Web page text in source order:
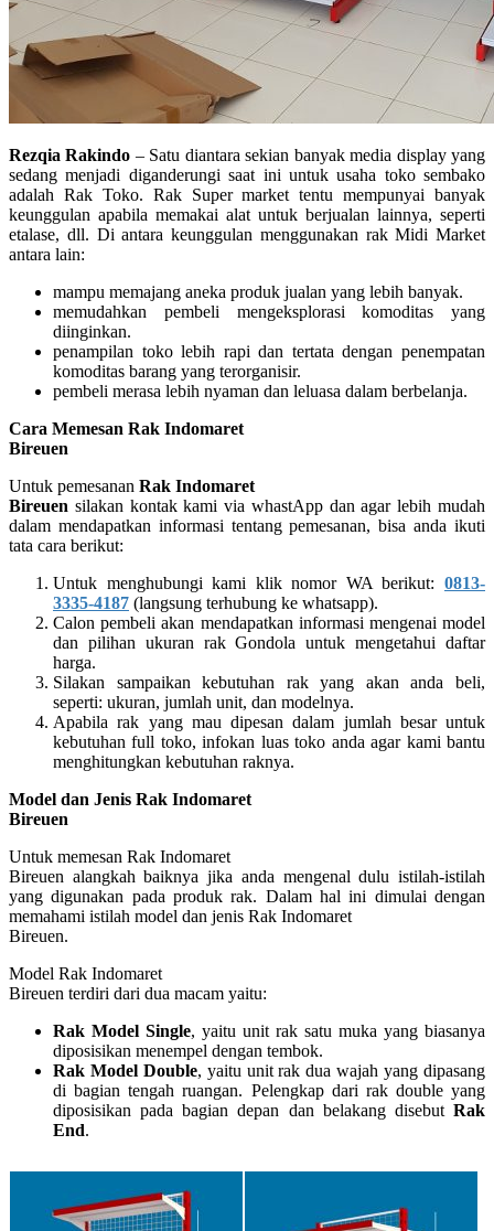
Rezqia Rakindo – Satu diantara sekian banyak media display yang
sedang menjadi diganderungi saat ini untuk usaha toko sembako
adalah Rak Toko. Rak Super market tentu mempunyai banyak
keunggulan apabila memakai alat untuk berjualan lainnya, seperti
etalase, dll. Di antara keunggulan menggunakan rak Midi Market
antara lain:
mampu memajang aneka produk jualan yang lebih banyak.
memudahkan pembeli mengeksplorasi komoditas yang
diinginkan.
penampilan toko lebih rapi dan tertata dengan penempatan
komoditas barang yang terorganisir.
pembeli merasa lebih nyaman dan leluasa dalam berbelanja.
Cara Memesan Rak Indomaret
Bireuen
Untuk pemesanan Rak Indomaret
Bireuen silakan kontak kami via whastApp dan agar lebih mudah
dalam mendapatkan informasi tentang pemesanan, bisa anda ikuti
tata cara berikut:
Untuk menghubungi kami klik nomor WA berikut: 0813-
3335-4187 (langsung terhubung ke whatsapp).
Calon pembeli akan mendapatkan informasi mengenai model
dan pilihan ukuran rak Gondola untuk mengetahui daftar
harga.
Silakan sampaikan kebutuhan rak yang akan anda beli,
seperti: ukuran, jumlah unit, dan modelnya.
Apabila rak yang mau dipesan dalam jumlah besar untuk
kebutuhan full toko, infokan luas toko anda agar kami bantu
menghitungkan kebutuhan raknya.
Model dan Jenis Rak Indomaret
Bireuen
Untuk memesan Rak Indomaret
Bireuen alangkah baiknya jika anda mengenal dulu istilah-istilah
yang digunakan pada produk rak. Dalam hal ini dimulai dengan
memahami istilah model dan jenis Rak Indomaret
Bireuen.
Model Rak Indomaret
Bireuen terdiri dari dua macam yaitu:
Rak Model Single, yaitu unit rak satu muka yang biasanya
diposisikan menempel dengan tembok.
Rak Model Double, yaitu unit rak dua wajah yang dipasang
di bagian tengah ruangan. Pelengkap dari rak double yang
diposisikan pada bagian depan dan belakang disebut Rak
End.